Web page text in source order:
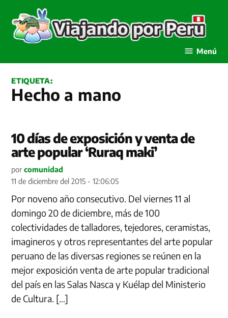
contenido
Menú
ETIQUETA:
Hecho a mano
10 días de exposición y venta de
arte popular ‘Ruraq maki’
por comunidad
11 de diciembre del 2015 - 12:06:05
Por noveno año consecutivo. Del viernes 11 al
domingo 20 de diciembre, más de 100
colectividades de talladores, tejedores, ceramistas,
imagineros y otros representantes del arte popular
peruano de las diversas regiones se reúnen en la
mejor exposición venta de arte popular tradicional
del país en las Salas Nasca y Kuélap del Ministerio
de Cultura. […]